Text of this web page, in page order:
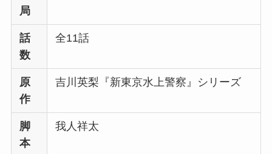
局
話
数
全11話
原
作
吉川英梨『新東京水上警察』シリーズ
脚
本
我人祥太